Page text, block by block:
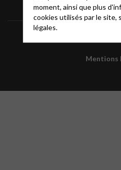
Mentions
moment, ainsi que plus
cookies utilisés par le site,
légales.